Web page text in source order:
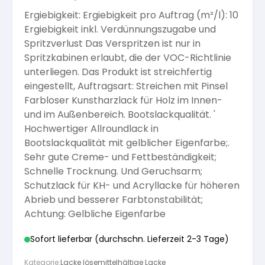
Öle für Außen
Pflege und Reinigung
Versiegelung für Beton
Pflege
Kalkfarben
Anti Schimmelfarbe
Isolierfarben
Latexfarben
Spezialfarben
Silikatfarben
Pflege und Reinigung
Spezialprodukte
Arbeitshandschuhe
Dichtmassen
Farbwalzen
Pinsel und Bürsten
Schleifmittel
Ergiebigkeit: Ergiebigkeit pro Auftrag (m²/l): 10
Ergiebigkeit inkl. Verdünnungszugabe und
Spritzverlust Das Verspritzen ist nur in
Spritzkabinen erlaubt, die der VOC-Richtlinie
unterliegen. Das Produkt ist streichfertig
eingestellt, Auftragsart: Streichen mit Pinsel
Farbloser Kunstharzlack für Holz im Innen-
und im Außenbereich. Bootslackqualität. '
Hochwertiger Allroundlack in
Bootslackqualität mit gelblicher Eigenfarbe;.
Sehr gute Creme- und Fettbeständigkeit;
Schnelle Trocknung. Und Geruchsarm;
Schutzlack für KH- und Acryllacke für höheren
Abrieb und besserer Farbtonstabilität;
Achtung: Gelbliche Eigenfarbe
Sofort lieferbar (durchschn. Lieferzeit 2-3 Tage)
Kategorie:Lacke lösemittelhältige Lacke